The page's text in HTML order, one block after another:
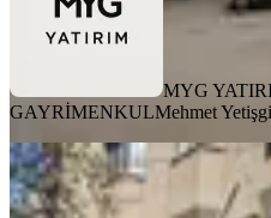
MYG
GAYRİMENKULMehmet
Ank Çank
Cepheli